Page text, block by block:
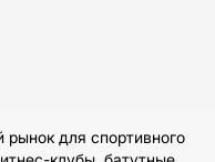
для спортивного